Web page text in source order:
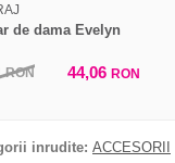
de dama Evelyn
RON 44,06 RON
inrudite: ACCESORII